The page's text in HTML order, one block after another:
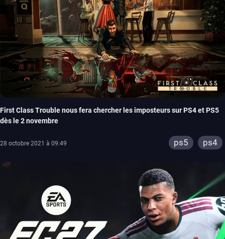
First Class Trouble nous fera chercher les imposteurs sur PS4 et PS5
dès le 2 novembre
28 octobre 2021 à 09:49 ps5 ps4